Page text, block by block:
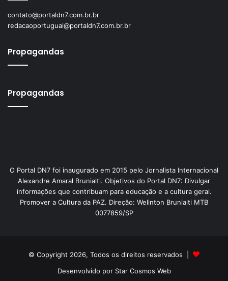
contato@portaldn7.com.br.br
redacaoportugual@portaldn7.com.br.br
Propagandas
Propagandas
O Portal DN7 foi inaugurado em 2015 pelo Jornalista Internacional
Alexandre Amaral Brunialti. Objetivos do Portal DN7: Divulgar
informações que contribuam para educação e a cultura geral.
Promover a Cultura da PAZ. Direção: Welinton Brunialti MTB
0077859/SP
© Copyright 2026, Todos os direitos reservados |
Desenvolvido por Star Cosmos Web